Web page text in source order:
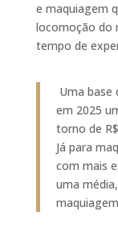
e maquiagem
locomoção do
tempo de
Uma base
em 2025
torno de
Já para
com mais
uma